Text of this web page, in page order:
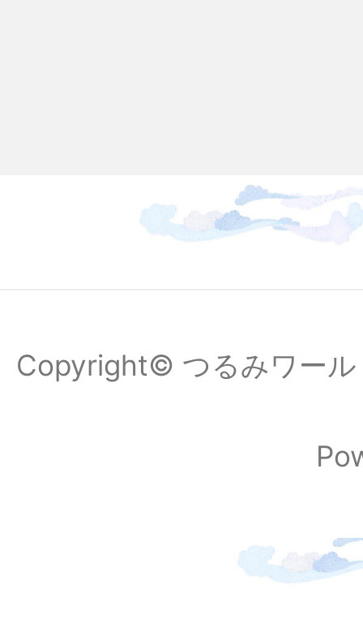
Copyright© つるみワー